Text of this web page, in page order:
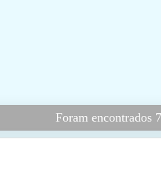
Foram encontrados